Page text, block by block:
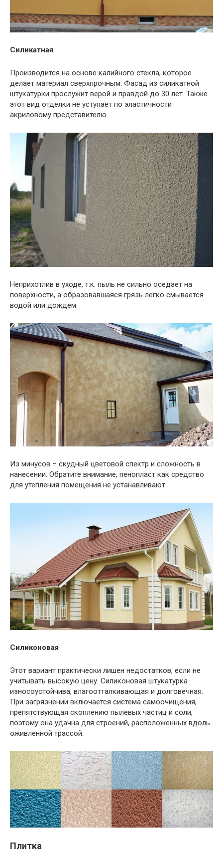
Силикатная
Производится на основе калийного стекла, которое
делает материал сверхпрочным. Фасад из силикатной
штукатурки прослужит верой и правдой до 30 лет. Также
этот вид отделки не уступает по эластичности
акриловому представителю.
Неприхотлив в уходе, т.к. пыль не сильно оседает на
поверхности, а образовавшаяся грязь легко смывается
водой или дождем.
Из минусов – скудный цветовой спектр и сложность в
нанесении. Обратите внимание, пенопласт как средство
для утепления помещения не устанавливают.
Силиконовая
Этот вариант практически лишен недостатков, если не
учитывать высокую цену. Силиконовая штукатурка
износоустойчива, влагоотталкивающая и долговечная.
При загрязнении включается система самоочищения,
препятствующая скоплению пылевых частиц и соли,
поэтому она удачна для строений, расположенных вдоль
оживленной трассой.
Плитка